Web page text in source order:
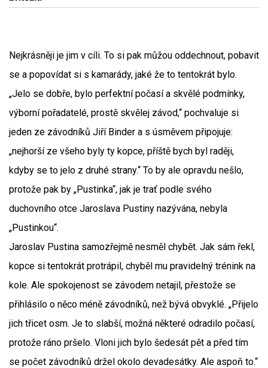
Nejkrásněji je jim v cíli. To si pak můžou oddechnout, pobavit
se a popovídat si s kamarády, jaké že to tentokrát bylo.
„Jelo se dobře, bylo perfektní počasí a skvělé podmínky,
výborní pořadatelé, prostě skvělej závod,“ pochvaluje si
jeden ze závodníků Jiří Binder a s úsměvem připojuje:
„nejhorší ze všeho byly ty kopce, příště bych byl raději,
kdyby se to jelo z druhé strany.“ To by ale opravdu nešlo,
protože pak by „Pustinka“, jak je trať podle svého
duchovního otce Jaroslava Pustiny nazývána, nebyla
„Pustinkou“.
Jaroslav Pustina samozřejmě nesměl chybět. Jak sám řekl,
kopce si tentokrát protrápil, chyběl mu pravidelný trénink na
kole. Ale spokojenost se závodem netajil, přestože se
přihlásilo o něco méně závodníků, než bývá obvyklé. „Přijelo
jich třicet osm. Je to slabší, možná některé odradilo počasí,
protože ráno pršelo. Vloni jich bylo šedesát pět a před tím
se počet závodníků držel okolo devadesátky. Ale aspoň to.“